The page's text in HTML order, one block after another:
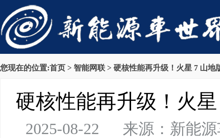
您现在的位置:首页 > 智能网联 > 硬核性能再升级！火星 7 山地
硬核性能再升级！火
2025-08-22 来源：新能